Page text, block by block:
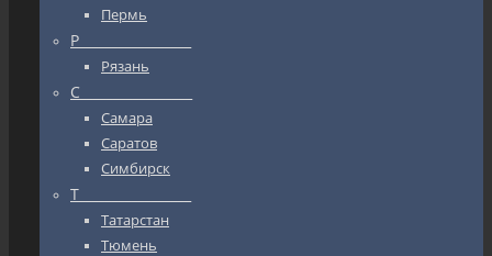
Пермь
Р_________________
Рязань
С_________________
Самара
Саратов
Симбирск
Т_________________
Татарстан
Тюмень